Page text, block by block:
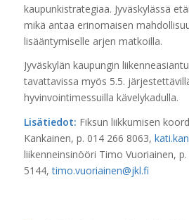
kaupunkistrategiaa. Jyväskylässä
mikä antaa erinomaisen
lisääntymiselle arjen matkoilla.
Jyväskylän kaupungin
tavattavissa myös 5.5.
hyvinvointimessuilla kävelykadulla.
Lisätiedot: Fiksun liikkumisen
Kankainen, p. 014 266 8063,
liikenneinsinööri Timo Vuoriainen,
5144,timo.vuoriainen@jkl.fi